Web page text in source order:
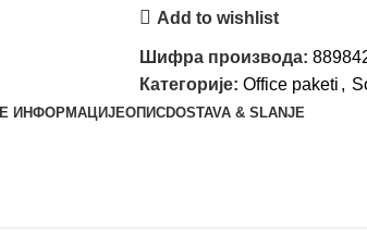
Add to wishlist
Шифра производа:
Категорије: Office paketi ,
ИНФОРМАЦИЈЕОПИСDOSTAVA & SLANJE